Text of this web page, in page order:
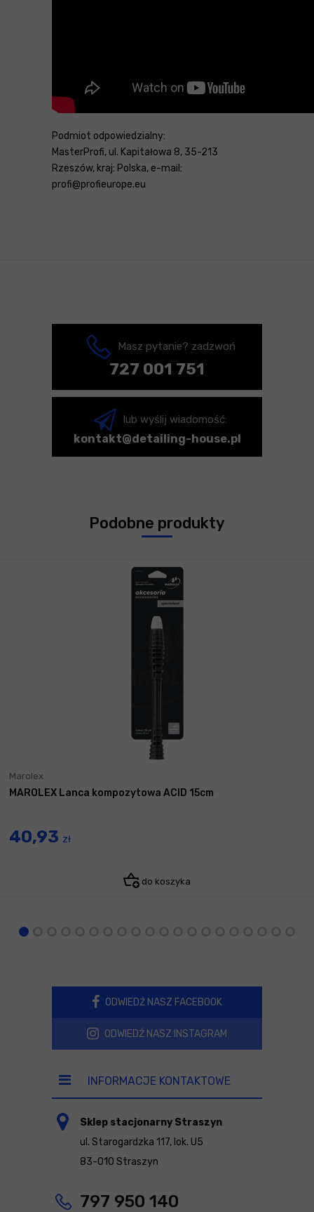
Podmiot odpowiedzialny:
MasterProfi, ul. Kapitałowa 8, 35-213
Rzeszów, kraj: Polska, e-mail:
profi@profieurope.eu
Masz pytanie? zadzwoń
727 001 751
lub wyślij wiadomość:
kontakt@detailing-house.pl
Podobne produkty
Marolex
MAROLEX Lanca kompozytowa ACID 15cm
40,93 zł
do koszyka
ODWIEDŹ NASZ FACEBOOK
ODWIEDŹ NASZ INSTAGRAM
INFORMACJE KONTAKTOWE
Sklep stacjonarny Straszyn
ul. Starogardzka 117, lok. U5
83-010 Straszyn
797 950 140